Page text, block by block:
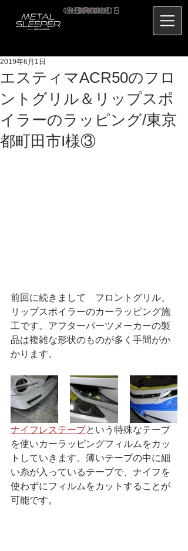
HOME
CONCEPT
SERVICE
ABOUT US
BLOG
PRICE
CONTACT
RECRUIT
エスティマACR50のフロ
ントグリル＆リップスポ
イラーのラッピング/東京
都町田市I様③
2019年6月1日
前回に続きまして　フロントグリル、
リップスポイラーのカーラッピング施
工です。アフターパーツメーカーの製
品は複雑な形状のものが多く手間がか
かります。
ナイフレステープという特殊なテープ
を使いカーラッピングフィルムをカッ
トしていきます。薄いテープの中に細
い糸が入っているテープで、ナイフを
使わずにフィルムをカットすることが
可能です。